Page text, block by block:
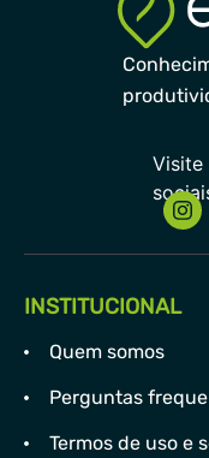
INSTITUCIONAL
Quem somos
Perguntas
Termos de uso e